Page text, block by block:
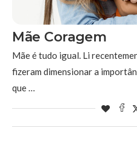
Mãe Coragem
Mãe é tudo igual. Li
fizeram dimensionar a
que …